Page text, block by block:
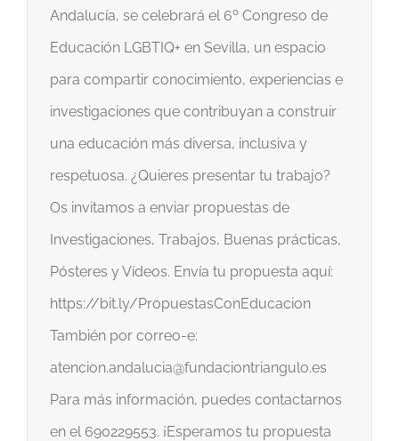
Andalucía, se celebrará el 6º Congreso de
Educación LGBTIQ+ en Sevilla, un espacio
para compartir conocimiento, experiencias e
investigaciones que contribuyan a construir
una educación más diversa, inclusiva y
respetuosa. ¿Quieres presentar tu trabajo?
Os invitamos a enviar propuestas de
Investigaciones, Trabajos, Buenas prácticas,
Pósteres y Vídeos. Envía tu propuesta aquí:
https://bit.ly/PropuestasConEducacion
También por correo-e:
atencion.andalucia@fundaciontriangulo.es
Para más información, puedes contactarnos
en el 690229553. ¡Esperamos tu propuesta